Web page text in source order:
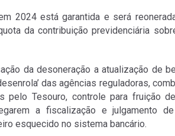
2024 está garantida e será
da contribuição previdenciária
da desoneração a atualização de
das agências reguladoras,
Tesouro, controle para fruição
a fiscalização e julgamento
esquecido no sistema bancário.